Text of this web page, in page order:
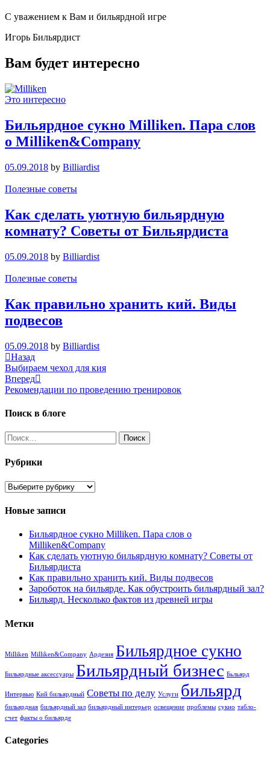
С уважением к Вам и бильярдной игре
Игорь Бильярдист
Вам будет интересно
Это интересно
Бильярдное сукно Milliken. Пара слов
о Milliken&Company
05.09.2018 by Billiardist
Полезные советы
Как сделать уютную бильярдную
комнату? Советы от Бильярдиста
05.09.2018 by Billiardist
Полезные советы
Как правильно хранить кий. Виды
подвесов
05.09.2018 by Billiardist
Навигация
по
записям
Previous
Post
Назад
Выбираем чехол для кия
Next
Post
Вперед
Рекомендации по проведению тренировок
Поиск в блоге
Найти:
Рубрики
Рубрики
Новые записи
Бильярдное сукно Milliken. Пара слов о
Milliken&Company
Как сделать уютную бильярдную комнату? Советы от
Бильярдиста
Как правильно хранить кий. Виды подвесов
Зароботок на бильярде. Как обустроить бильярдный зал?
Бильярд. Несколько фактов из древней игры
Метки
Milliken Milliken&Company Ардезия Бильярдное сукно
Бильярдные аксессуары Бильярдный бизнес Бьльярд
Интервью Кий бильярдный Советы по делу Услуги бильярд
бильярдная бильярдный зал бильярдный интерьер освещение проблемы сукно табло-
счет факты о бильярде
Categories